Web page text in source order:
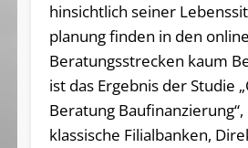
hinsichtlich seiner
planung finden in den
Beratungsstrecken kaum
ist das Ergebnis der Studie
Beratung
klassische Filialbanken,